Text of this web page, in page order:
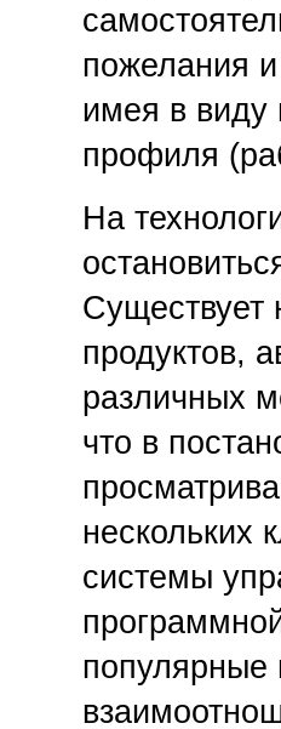
пожелания
имея в виду
профиля
На
Существует
продуктов,
различных
что в
нескольких
системы
популярные